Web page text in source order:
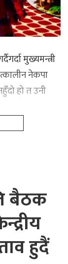
मुख्यमन्त्री
नेकपा
हो त उनी
बैठक
हुदैं